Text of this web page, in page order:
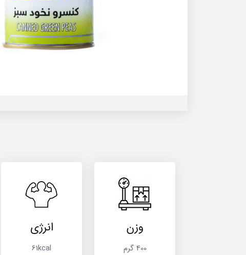
وزن
400 گرم
انرژی
61kcal